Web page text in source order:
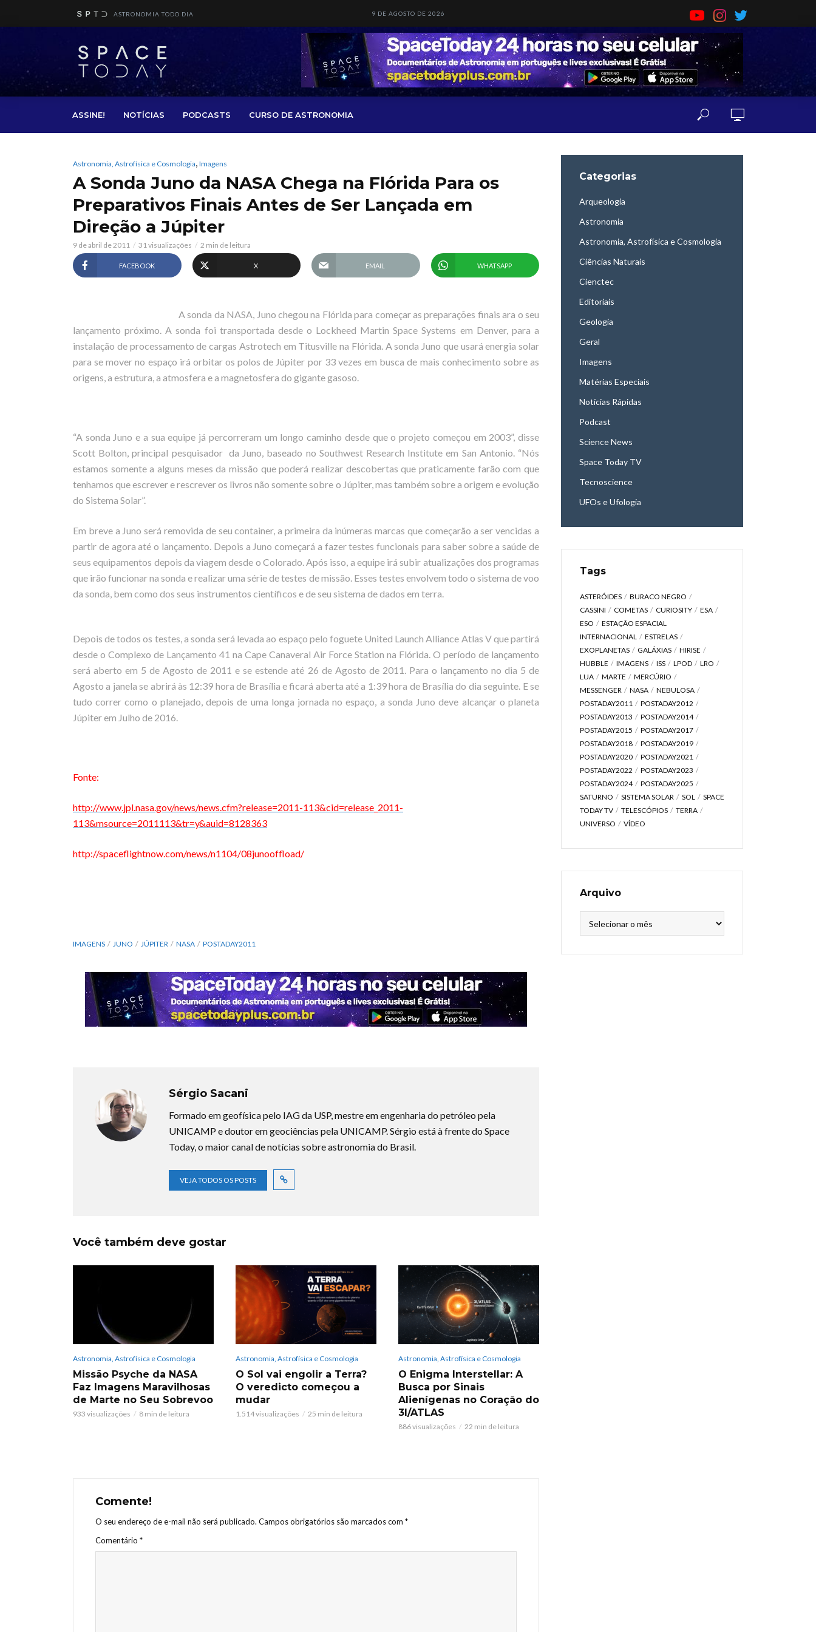
ASTRONOMIA TODO DIA 9 DE AGOSTO DE 2026
ASSINE! NOTÍCIAS PODCASTS CURSO DE ASTRONOMIA
Astronomia, Astrofísica e Cosmologia, Imagens
A Sonda Juno da NASA Chega na Flórida Para os
Preparativos Finais Antes de Ser Lançada em
Direção a Júpiter
9 de abril de 2011 31 visualizações 2 min de leitura
FACEBOOK X EMAIL WHATSAPP
A sonda da NASA, Juno chegou na Flórida para começar as preparações finais ara o seu
lançamento próximo. A sonda foi transportada desde o Lockheed Martin Space Systems em Denver, para a
instalação de processamento de cargas Astrotech em Titusville na Flórida. A sonda Juno que usará energia solar
para se mover no espaço irá orbitar os polos de Júpiter por 33 vezes em busca de mais conhecimento sobre as
origens, a estrutura, a atmosfera e a magnetosfera do gigante gasoso.
“A sonda Juno e a sua equipe já percorreram um longo caminho desde que o projeto começou em 2003”, disse
Scott Bolton, principal pesquisador da Juno, baseado no Southwest Research Institute em San Antonio. “Nós
estamos somente a alguns meses da missão que poderá realizar descobertas que praticamente farão com que
tenhamos que escrever e rescrever os livros não somente sobre o Júpiter, mas também sobre a origem e evolução
do Sistema Solar”.
Em breve a Juno será removida de seu container, a primeira da inúmeras marcas que começarão a ser vencidas a
partir de agora até o lançamento. Depois a Juno começará a fazer testes funcionais para saber sobre a saúde de
seus equipamentos depois da viagem desde o Colorado. Após isso, a equipe irá subir atualizações dos programas
que irão funcionar na sonda e realizar uma série de testes de missão. Esses testes envolvem todo o sistema de voo
da sonda, bem como dos seus instrumentos científicos e de seu sistema de dados em terra.
Depois de todos os testes, a sonda será levada ao espaço pelo foguete United Launch Alliance Atlas V que partirá
desde o Complexo de Lançamento 41 na Cape Canaveral Air Force Station na Flórida. O período de lançamento
será aberto em 5 de Agosto de 2011 e se estende até 26 de Agosto de 2011. Para o lançamento no dia 5 de
Agosto a janela se abrirá às 12:39 hora de Brasília e ficará aberta até a 1:39 hora de Brasília do dia seguinte. E se
tudo correr como o planejado, depois de uma longa jornada no espaço, a sonda Juno deve alcançar o planeta
Júpiter em Julho de 2016.
Fonte:
http://www.jpl.nasa.gov/news/news.cfm?release=2011-113&cid=release_2011-
113&msource=2011113&tr=y&auid=8128363
http://spaceflightnow.com/news/n1104/08junooffload/
IMAGENS JUNO JÚPITER NASA POSTADAY2011
Sérgio Sacani
Formado em geofísica pelo IAG da USP, mestre em engenharia do petróleo pela
UNICAMP e doutor em geociências pela UNICAMP. Sérgio está à frente do Space
Today, o maior canal de notícias sobre astronomia do Brasil.
VEJA TODOS OS POSTS
Você também deve gostar
Astronomia, Astrofísica e Cosmologia
Missão Psyche da NASA
Faz Imagens Maravilhosas
de Marte no Seu Sobrevoo
933 visualizações 8 min de leitura
Astronomia, Astrofísica e Cosmologia
O Sol vai engolir a Terra?
O veredicto começou a
mudar
1.514 visualizações 25 min de leitura
Astronomia, Astrofísica e Cosmologia
O Enigma Interstellar: A
Busca por Sinais
Alienígenas no Coração do
3I/ATLAS
886 visualizações 22 min de leitura
Comente!
O seu endereço de e-mail não será publicado. Campos obrigatórios são marcados com *
Comentário *
Categorias
Arqueologia
Astronomia
Astronomia, Astrofísica e Cosmologia
Ciências Naturais
Cienctec
Editoriais
Geologia
Geral
Imagens
Matérias Especiais
Notícias Rápidas
Podcast
Science News
Space Today TV
Tecnoscience
UFOs e Ufologia
Tags
ASTERÓIDES
BURACO NEGRO
CASSINI
COMETAS CURIOSITY
ESA
ESO
ESTAÇÃO ESPACIAL
INTERNACIONAL
ESTRELAS
EXOPLANETAS
GALÁXIAS
HIRISE
HUBBLE
IMAGENS ISS LPOD
LRO
LUA
MARTE
MERCÚRIO
MESSENGER
NASA
NEBULOSA
POSTADAY2011
POSTADAY2012
POSTADAY2013
POSTADAY2014
POSTADAY2015
POSTADAY2017
POSTADAY2018
POSTADAY2019
POSTADAY2020
POSTADAY2021
POSTADAY2022
POSTADAY2023
POSTADAY2024
POSTADAY2025
SATURNO
SISTEMA SOLAR SOL
SPACE
TODAY TV
TELESCÓPIOS
TERRA
UNIVERSO
VÍDEO
Arquivo